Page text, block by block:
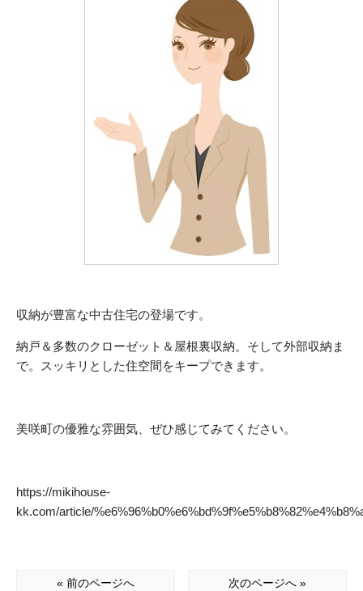
収納が豊富な中古住宅の登場です。
納戸＆多数のクローゼット＆屋根裏収納。そして外部収納ま
で。スッキリとした住空間をキープできます。
美咲町の優雅な雰囲気、ぜひ感じてみてください。
https://mikihouse-
kk.com/article/
« 前のページへ 次のページへ »